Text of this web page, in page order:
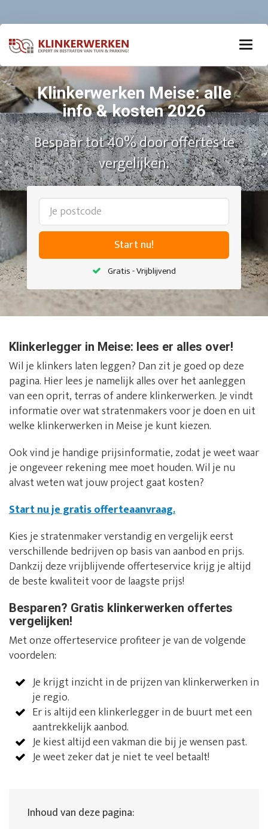
Klinkerwerken Meise: alle
info & kosten 2026
Bespaar tot 40% door offertes te
vergelijken.
Start nu!
Gratis - Vrijblijvend
Klinkerlegger in Meise: lees er alles over!
Wil je klinkers laten leggen? Dan zit je goed op deze
pagina. Hier lees je namelijk alles over het aanleggen
van een oprit, terras of andere klinkerwerken. Je vindt
informatie over wat stratenmakers voor je doen en uit
welke klinkerwerken in Meise je kunt kiezen.
Ook vind je handige prijsinformatie, zodat je weet waar
je ongeveer rekening mee moet houden. Wil je nu
alvast weten wat jouw project gaat kosten?
Start nu je gratis offerteaanvraag.
Kies je stratenmaker verstandig en vergelijk eerst
verschillende bedrijven op basis van aanbod en prijs.
Dankzij deze vrijblijvende offerteservice krijg je altijd
de beste kwaliteit voor de laagste prijs!
Besparen? Gratis klinkerwerken offertes
vergelijken!
Met onze offerteservice profiteer je van de volgende
voordelen:
Je krijgt inzicht in de prijzen van klinkerwerken in
je regio.
Er is altijd een klinkerlegger in de buurt met een
aantrekkelijk aanbod.
Je kiest altijd een vakman die bij je wensen past.
Je weet zeker dat je niet te veel betaalt!
Inhoud van deze pagina: